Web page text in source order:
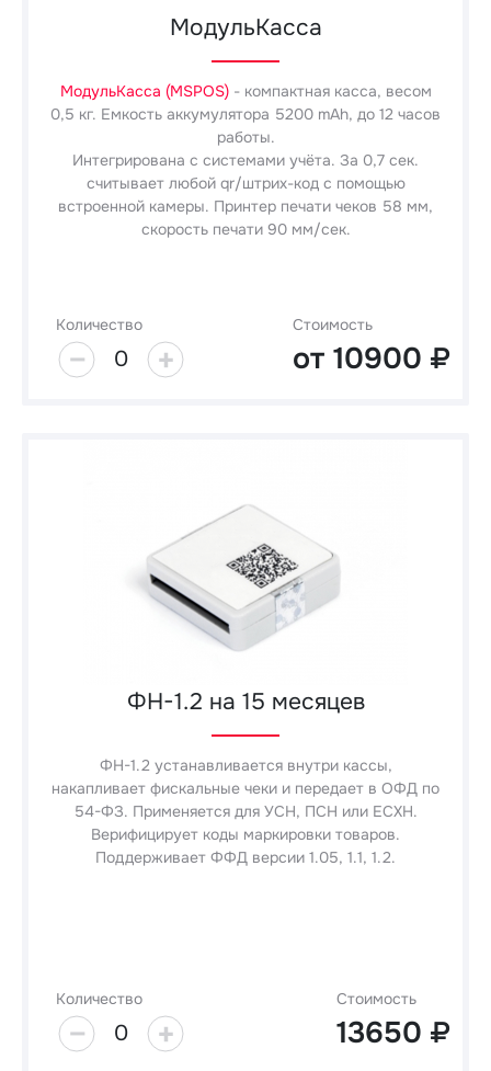
МодульКасса
МодульКасса (MSPOS)- компактная касса, весом
0,5 кг. Емкость аккумулятора 5200 mAh, до 12 часов
работы.
Интегрирована с системами учёта. За 0,7 сек.
считывает любой qr/штрих-код с помощью
встроенной камеры. Принтер печати чеков 58 мм,
скорость печати 90 мм/сек.
Количество
0
Стоимость
от 10900
ФН-1.2 на 15 месяцев
ФН-1.2 устанавливается внутри кассы,
накапливает фискальные чеки и передает в ОФД по
54-ФЗ. Применяется для УСН, ПСН или ЕСХН.
Верифицирует коды маркировки товаров.
Поддерживает ФФД версии 1.05, 1.1, 1.2.
Количество
0
Стоимость
13650